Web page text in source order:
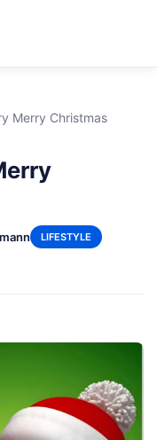
Merry Christmas
LIFESTYLE